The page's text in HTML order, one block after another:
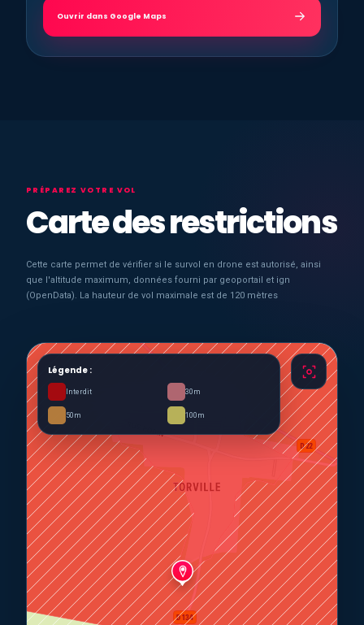
Ouvrir dans Google Maps
PRÉPAREZ VOTRE VOL
Carte des restrictions
Cette carte permet de vérifier si le survol en drone est autorisé, ainsi
que l'altitude maximum, données fourni par geoportail et ign
(OpenData). La hauteur de vol maximale est de 120 mètres
Légende :
Interdit 30m
50m 100m